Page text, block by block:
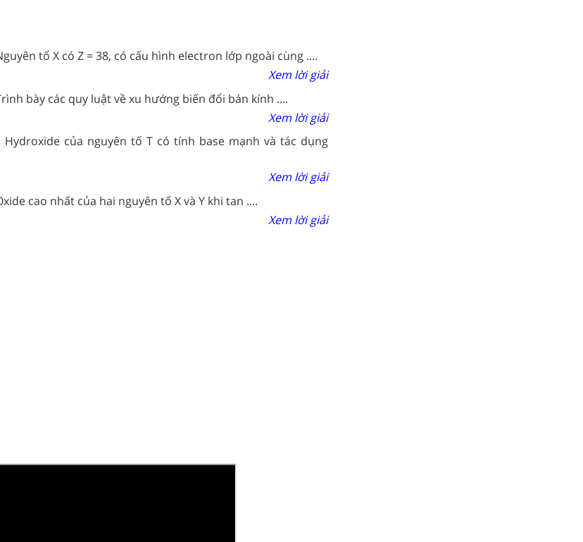
tố X có Z = 38, có cấu hình electron lớp ngoài cùng ....
Xem lời giải
bày các quy luật về xu hướng biến đổi bán kính ....
Xem lời giải
Hydroxide của nguyên tố T có tính base mạnh và tác dụng
Xem lời giải
cao nhất của hai nguyên tố X và Y khi tan ....
Xem lời giải